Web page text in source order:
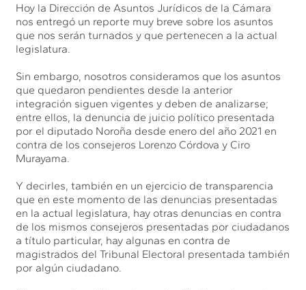
Hoy la Dirección de Asuntos Jurídicos de la Cámara
nos entregó un reporte muy breve sobre los asuntos
que nos serán turnados y que pertenecen a la actual
legislatura.
Sin embargo, nosotros consideramos que los asuntos
que quedaron pendientes desde la anterior
integración siguen vigentes y deben de analizarse;
entre ellos, la denuncia de juicio político presentada
por el diputado Noroña desde enero del año 2021 en
contra de los consejeros Lorenzo Córdova y Ciro
Murayama.
Y decirles, también en un ejercicio de transparencia
que en este momento de las denuncias presentadas
en la actual legislatura, hay otras denuncias en contra
de los mismos consejeros presentadas por ciudadanos
a título particular, hay algunas en contra de
magistrados del Tribunal Electoral presentada también
por algún ciudadano.